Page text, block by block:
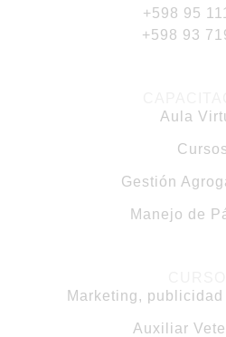
+598 95
+598 93
Aula
Cursos
Gestión
Manejo de
Marketing,
Auxiliar